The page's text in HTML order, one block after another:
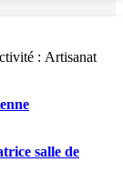
: Artisanat
salle de